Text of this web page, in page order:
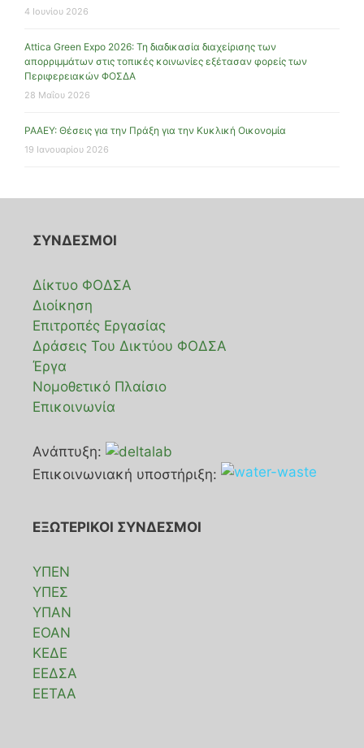
4 Ιουνίου 2026
Attica Green Expo 2026: Τη διαδικασία διαχείρισης των
απορριμμάτων στις τοπικές κοινωνίες εξέτασαν φορείς των
Περιφερειακών ΦΟΣΔΑ
28 Μαΐου 2026
ΡΑΑΕΥ: Θέσεις για την Πράξη για την Κυκλική Οικονομία
19 Ιανουαρίου 2026
ΣΥΝΔΕΣΜΟΙ
Δίκτυο ΦΟΔΣΑ
Διοίκηση
Επιτροπές Εργασίας
Δράσεις Του Δικτύου ΦΟΔΣΑ
Έργα
Νομοθετικό Πλαίσιο
Επικοινωνία
Ανάπτυξη:
Επικοινωνιακή υποστήριξη:
ΕΞΩΤΕΡΙΚΟΙ ΣΥΝΔΕΣΜΟΙ
ΥΠΕΝ
ΥΠΕΣ
ΥΠΑΝ
ΕΟΑΝ
ΚΕΔΕ
ΕΕΔΣΑ
ΕΕΤΑΑ